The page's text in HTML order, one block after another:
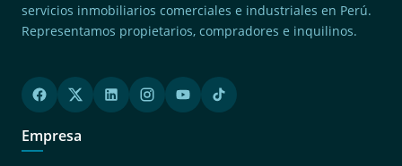
servicios inmobiliarios comerciales e industriales en Perú.
Representamos propietarios, compradores e inquilinos.
Empresa